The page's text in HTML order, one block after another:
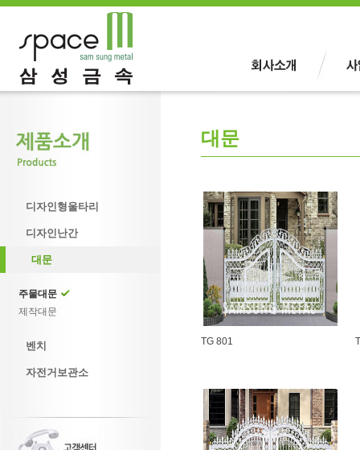
디자인형울타리
디자인난간
대문
주물대문
제작대문
벤치
자전거보관소
대문
TG 801